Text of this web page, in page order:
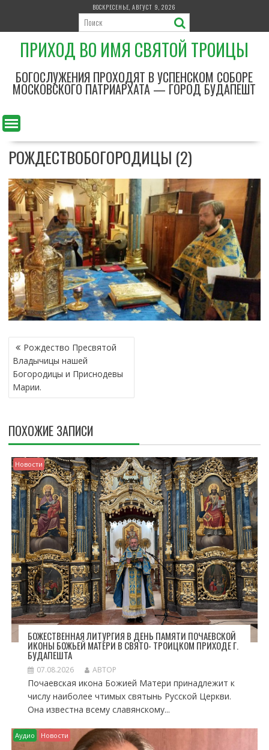
р
с
о
ВОСКРЕСЕНЬЕ, АВГУСТ 9, 2026
ПРИХОД ВО ИМЯ СВЯТОЙ ТРОИЦЫ
БОГОСЛУЖЕНИЯ ПРОХОДЯТ В УСПЕНСКОМ СОБОРЕ
МОСКОВСКОГО ПАТРИАРХАТА — ГОРОД БУДАПЕШТ
РОЖДЕСТВОБОГОРОДИЦЫ (2)
Н
А
В
И
Г
Ц
И
Я
П
О
З
А
П
И
С
Я
М
Рождество Пресвятой
Владычицы нашей
Богородицы и Приснодевы
Марии.
ПОХОЖИЕ ЗАПИСИ
Новости
БОЖЕСТВЕННАЯ ЛИТУРГИЯ В ДЕНЬ ПАМЯТИ ПОЧАЕВСКОЙ
ИКОНЫ БОЖЬЕЙ МАТЕРИ В СВЯТО- ТРОИЦКОМ ПРИХОДЕ Г.
БУДАПЕШТА
07.08.2026 АВТОР
Почаевская икона Божией Матери принадлежит к
числу наиболее чтимых святынь Русской Церкви.
Она известна всему славянскому...
Аудио Новости